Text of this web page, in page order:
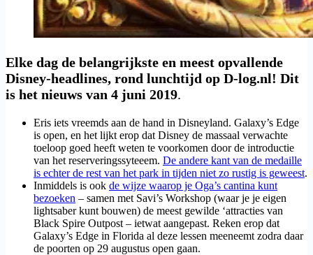
Elke dag de belangrijkste en meest opvallende
Disney-headlines, rond lunchtijd op D-log.nl! Dit
is het nieuws van 4 juni 2019.
Eris iets vreemds aan de hand in Disneyland. Galaxy’s Edge
is open, en het lijkt erop dat Disney de massaal verwachte
toeloop goed heeft weten te voorkomen door de introductie
van het reserveringssyteeem. De andere kant van de medaille
is echter de rest van het park in tijden niet zo rustig is geweest.
Inmiddels is ook de wijze waarop je Oga’s cantina kunt
bezoeken – samen met Savi’s Workshop (waar je je eigen
lightsaber kunt bouwen) de meest gewilde ‘attracties van
Black Spire Outpost – ietwat aangepast. Reken erop dat
Galaxy’s Edge in Florida al deze lessen meeneemt zodra daar
de poorten op 29 augustus open gaan.